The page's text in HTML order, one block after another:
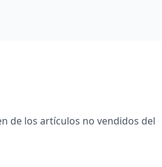
de los artículos no vendidos del